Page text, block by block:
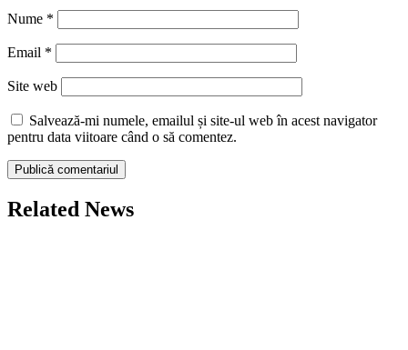
Nume *
Email *
Site web
Salvează-mi numele, emailul și site-ul web în acest navigator
pentru data viitoare când o să comentez.
Related News